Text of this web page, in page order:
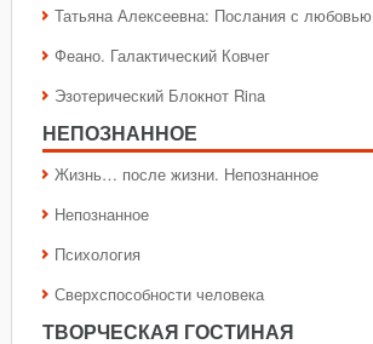
Татьяна Алексеевна: Послания с любовью
Феано. Галактический Ковчег
Эзотерический Блокнот Rina
НЕПОЗНАННОЕ
Жизнь… после жизни. Непознанное
Непознанное
Психология
Сверхспособности человека
ТВОРЧЕСКАЯ ГОСТИНАЯ